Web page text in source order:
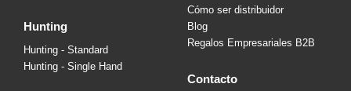
hunting
Hunting - Standard
Hunting - Single Hand
Cómo ser distribuidor
Blog
Regalos Empresariales B2B
contacto